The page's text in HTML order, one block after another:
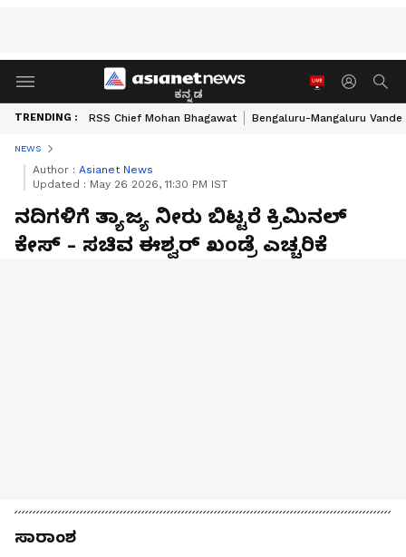
ಕನ್ನಡ
TRENDING : RSS Chief Mohan Bhagawat Bengaluru-Mangaluru
NEWS
Author : Asianet News
Updated : May 26 2026, 11:30 PM IST
ನದಿಗಳಿಗೆ ತ್ಯಾಜ್ಯ ನೀರು ಬಿಟ್ಟರೆ ಕ್ರಿಮಿನಲ್
ಕೇಸ್ - ಸಚಿವ ಈಶ್ವರ್ ಖಂಡ್ರೆ ಎಚ್ಚರಿಕೆ
ಸಾರಾಂಶ